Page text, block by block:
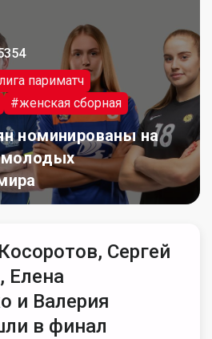
париматч
#женская сборная
номинированы на
молодых
Сергей
Елена
и Валерия
в финал